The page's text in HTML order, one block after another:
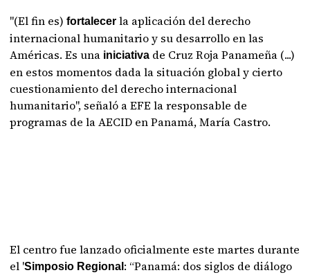
"(El fin es)fortalecerla aplicación del derecho
internacional humanitario y su desarrollo en las
Américas. Es una iniciativa de Cruz Roja Panameña (...)
en estos momentos dada la situación global y cierto
cuestionamiento del derecho internacional
humanitario", señaló a EFE la responsable de
programas de la AECID en Panamá, María Castro.
El centro fue lanzado oficialmente este martes durante
el 'Simposio Regional : “Panamá: dos siglos de diálogo